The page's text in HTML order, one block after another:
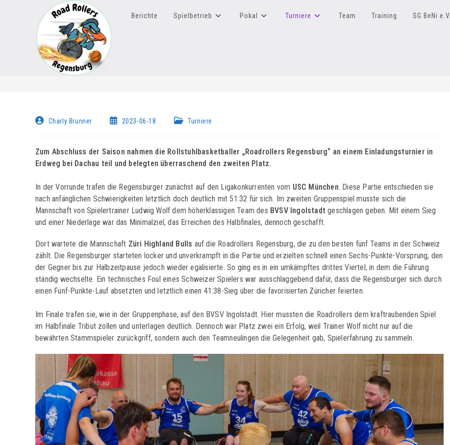
Berichte Spielbetrieb Pokal Turniere Team Training SG BeNi e.V.
Beitrags-Charly Brunner
Beitrag2023-06-18
Beitrags-Turniere
Zum Abschluss der Saison nahmen die Rollstuhlbasketballer „Roadrollers Regensburg“ an einem Einladungsturnier in
Erdweg bei Dachau teil und belegten überraschend den zweiten Platz.
In der Vorrunde trafen die Regensburger zunächst auf den Ligakonkurrenten vom USC München. Diese Partie entschieden sie
nach anfänglichen Schwierigkeiten letztlich doch deutlich mit 51:32 für sich. Im zweiten Gruppenspiel musste sich die
Mannschaft von Spielertrainer Ludwig Wolf dem höherklassigen Team des BVSV Ingolstadt geschlagen geben. Mit einem Sieg
und einer Niederlage war das Minimalziel, das Erreichen des Halbfinales, dennoch geschafft.
Dort wartete die Mannschaft Züri Highland Bulls auf die Roadrollers Regensburg, die zu den besten fünf Teams in der Schweiz
zählt. Die Regensburger starteten locker und unverkrampft in die Partie und erzielten schnell einen Sechs-Punkte-Vorsprung, den
der Gegner bis zur Halbzeitpause jedoch wieder egalisierte. So ging es in ein umkämpftes drittes Viertel, in dem die Führung
ständig wechselte. Ein technisches Foul eines Schweizer Spielers war ausschlaggebend dafür, dass die Regensburger sich durch
einen Fünf-Punkte-Lauf absetzten und letztlich einen 41:38-Sieg über die favorisierten Züricher feierten.
Im Finale trafen sie, wie in der Gruppenphase, auf den BVSV Ingolstadt. Hier mussten die Roadrollers dem kraftraubenden Spiel
im Halbfinale Tribut zollen und unterlagen deutlich. Dennoch war Platz zwei ein Erfolg, weil Trainer Wolf nicht nur auf die
bewährten Stammspieler zurückgriff, sondern auch den Teamneulingen die Gelegenheit gab, Spielerfahrung zu sammeln.